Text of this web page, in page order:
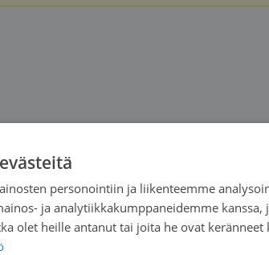
personointiin ja liikenteemme
ja analytiikkakumppaneidemme kanssa,
olet heille antanut tai joita he ovat keränneet